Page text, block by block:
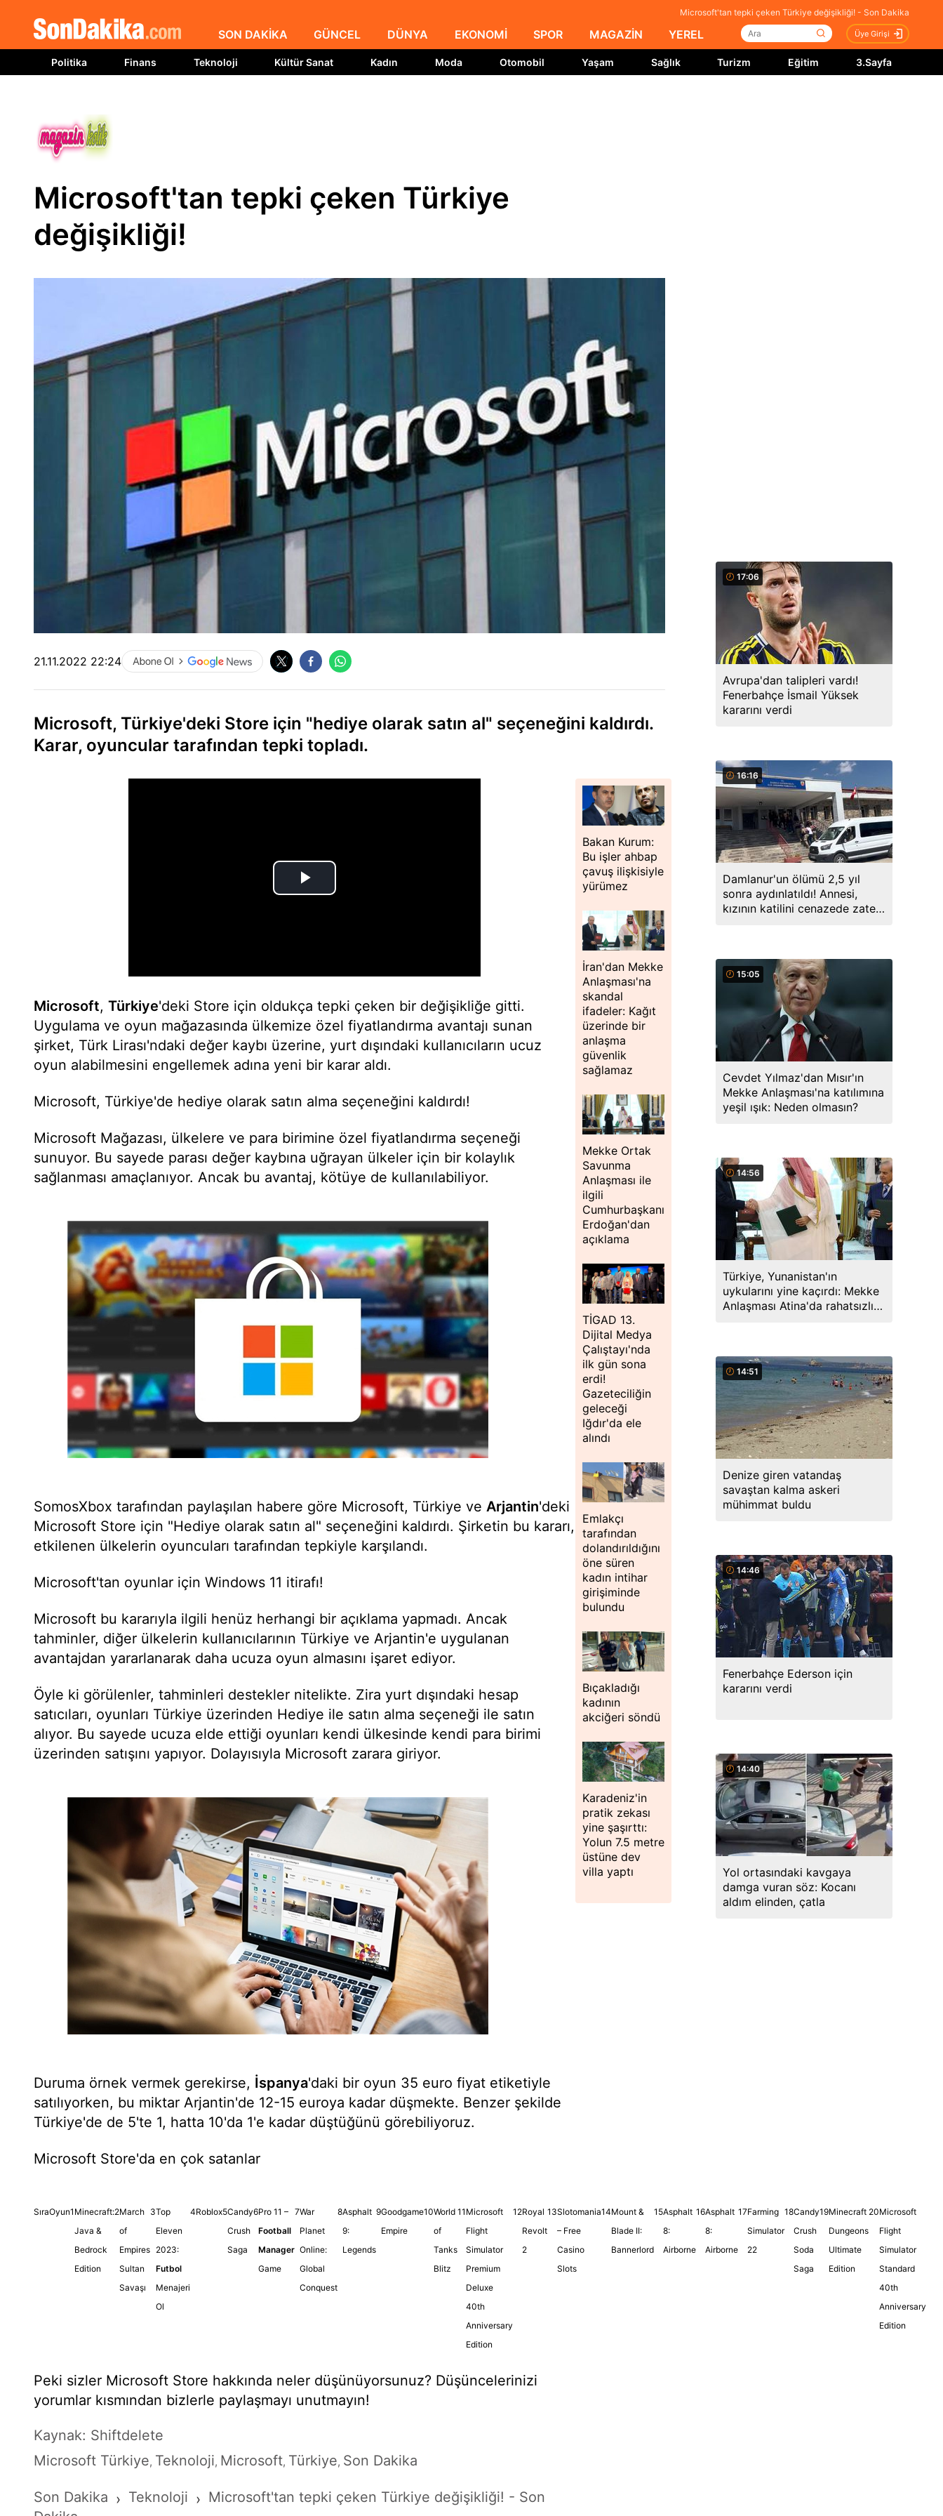
Microsoft'tan tepki çeken Türkiye değişikliği! - Son Dakika
SON DAKİKA GÜNCEL DÜNYA EKONOMİ SPOR MAGAZİN YEREL Üye Girişi
Politika Finans Teknoloji Kültür Sanat Kadın Moda Otomobil Yaşam Sağlık Turizm Eğitim 3.Sayfa
Microsoft'tan tepki çeken Türkiye
değişikliği!
21.11.2022 22:24
Microsoft, Türkiye'deki Store için "hediye olarak satın al" seçeneğini kaldırdı.
Karar, oyuncular tarafından tepki topladı.
Microsoft, Türkiye'deki Store için oldukça tepki çeken bir değişikliğe gitti.
Uygulama ve oyun mağazasında ülkemize özel fiyatlandırma avantajı sunan
şirket, Türk Lirası'ndaki değer kaybı üzerine, yurt dışındaki kullanıcıların ucuz
oyun alabilmesini engellemek adına yeni bir karar aldı.
Microsoft, Türkiye'de hediye olarak satın alma seçeneğini kaldırdı!
Microsoft Mağazası, ülkelere ve para birimine özel fiyatlandırma seçeneği
sunuyor. Bu sayede parası değer kaybına uğrayan ülkeler için bir kolaylık
sağlanması amaçlanıyor. Ancak bu avantaj, kötüye de kullanılabiliyor.
SomosXbox tarafından paylaşılan habere göre Microsoft, Türkiye ve Arjantin'deki
Microsoft Store için "Hediye olarak satın al" seçeneğini kaldırdı. Şirketin bu kararı,
etkilenen ülkelerin oyuncuları tarafından tepkiyle karşılandı.
Microsoft'tan oyunlar için Windows 11 itirafı!
Microsoft bu kararıyla ilgili henüz herhangi bir açıklama yapmadı. Ancak
tahminler, diğer ülkelerin kullanıcılarının Türkiye ve Arjantin'e uygulanan
avantajdan yararlanarak daha ucuza oyun almasını işaret ediyor.
Öyle ki görülenler, tahminleri destekler nitelikte. Zira yurt dışındaki hesap
satıcıları, oyunları Türkiye üzerinden Hediye ile satın alma seçeneği ile satın
alıyor. Bu sayede ucuza elde ettiği oyunları kendi ülkesinde kendi para birimi
üzerinden satışını yapıyor. Dolayısıyla Microsoft zarara giriyor.
Duruma örnek vermek gerekirse, İspanya'daki bir oyun 35 euro fiyat etiketiyle
satılıyorken, bu miktar Arjantin'de 12-15 euroya kadar düşmekte. Benzer şekilde
Türkiye'de de 5'te 1, hatta 10'da 1'e kadar düştüğünü görebiliyoruz.
Microsoft Store'da en çok satanlar
SıraOyun1 Minecraft:
Java &
Bedrock
Edition
2March
of
Empires
Sultan
Savaşı
3Top
Eleven
2023:
Futbol
Menajeri
Ol
4Roblox5Candy
Crush
Saga
6Pro 11 –
Football
Manager
Game
7War
Planet
Online:
Global
Conquest
8Asphalt
9:
Legends
9Goodgame
Empire
10World
of
Tanks
Blitz
11 Microsoft
Flight
Simulator
Premium
Deluxe
40th
Anniversary
Edition
12Royal
Revolt
2
13Slotomania
– Free
Casino
Slots
14Mount &
Blade II:
Bannerlord
15Asphalt
8:
Airborne
16Asphalt
8:
Airborne
17Farming
Simulator
22
18Candy
Crush
Soda
Saga
19Minecraft
Dungeons
Ultimate
Edition
20Microsoft
Flight
Simulator
Standard
40th
Anniversary
Edition
Peki sizler Microsoft Store hakkında neler düşünüyorsunuz? Düşüncelerinizi
yorumlar kısmından bizlerle paylaşmayı unutmayın!
Kaynak: Shiftdelete
Microsoft Türkiye, Teknoloji, Microsoft, Türkiye, Son Dakika
Son Dakika › Teknoloji › Microsoft'tan tepki çeken Türkiye değişikliği! - Son
Bakan Kurum:
Bu işler ahbap
çavuş ilişkisiyle
yürümez
İran'dan Mekke
Anlaşması'na
skandal
ifadeler: Kağıt
üzerinde bir
anlaşma
güvenlik
sağlamaz
Mekke Ortak
Savunma
Anlaşması ile
ilgili
Cumhurbaşkanı
Erdoğan'dan
açıklama
TİGAD 13.
Dijital Medya
Çalıştayı'nda
ilk gün sona
erdi!
Gazeteciliğin
geleceği
Iğdır'da ele
alındı
Emlakçı
tarafından
dolandırıldığını
öne süren
kadın intihar
girişiminde
bulundu
Bıçakladığı
kadının
akciğeri söndü
Karadeniz'in
pratik zekası
yine şaşırttı:
Yolun 7.5 metre
üstüne dev
villa yaptı
17:06
Avrupa'dan talipleri vardı!
Fenerbahçe İsmail Yüksek
kararını verdi
16:16
Damlanur'un ölümü 2,5 yıl
sonra aydınlatıldı! Annesi,
kızının katilini cenazede zaten
15:05
Cevdet Yılmaz'dan Mısır'ın
Mekke Anlaşması'na katılımına
yeşil ışık: Neden olmasın?
14:56
Türkiye, Yunanistan'ın
uykularını yine kaçırdı: Mekke
Anlaşması Atina'da rahatsızlık
14:51
Denize giren vatandaş
savaştan kalma askeri
mühimmat buldu
14:46
Fenerbahçe Ederson için
kararını verdi
14:40
Yol ortasındaki kavgaya
damga vuran söz: Kocanı
aldım elinden, çatla